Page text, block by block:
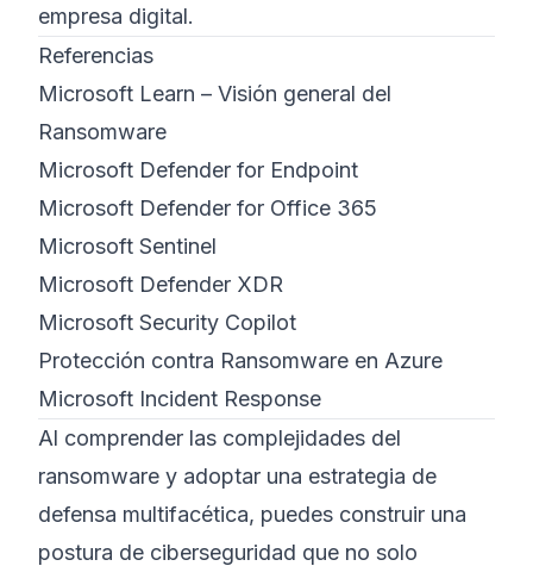
empresa digital.
Referencias
Microsoft Learn – Visión general del
Ransomware
Microsoft Defender for Endpoint
Microsoft Defender for Office 365
Microsoft Sentinel
Microsoft Defender XDR
Microsoft Security Copilot
Protección contra Ransomware en Azure
Microsoft Incident Response
Al comprender las complejidades del
ransomware y adoptar una estrategia de
defensa multifacética, puedes construir una
postura de ciberseguridad que no solo